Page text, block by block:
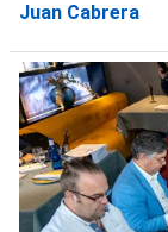
Juan Cabrera